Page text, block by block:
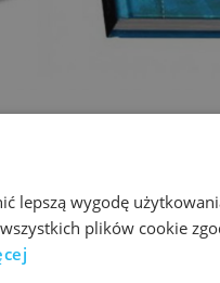
kitesurfingowego
lepszą wygodę
plików cookie